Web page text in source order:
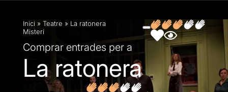
Inici » Teatre » La ratonera
Misteri
Comprar entrades per a
La ratonera